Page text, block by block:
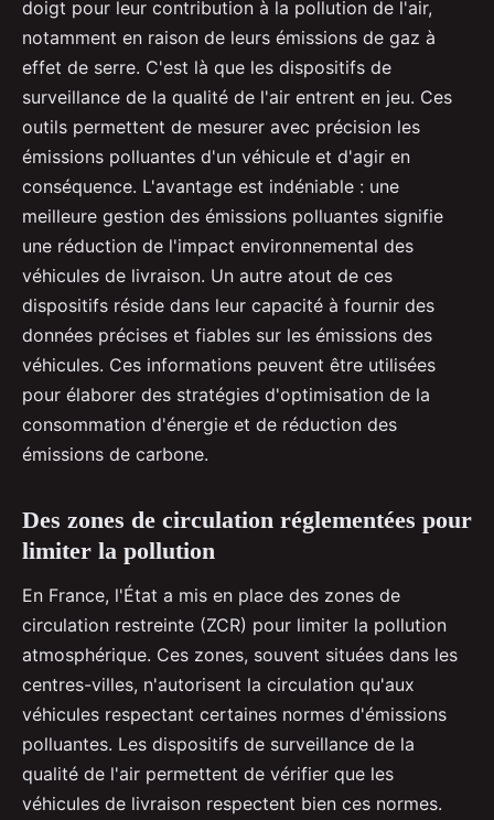
doigt pour leur contribution à la pollution de l'air,
notamment en raison de leurs émissions de gaz à
effet de serre. C'est là que les dispositifs de
surveillance de la qualité de l'air entrent en jeu. Ces
outils permettent de mesurer avec précision les
émissions polluantes d'un véhicule et d'agir en
conséquence. L'avantage est indéniable : une
meilleure gestion des émissions polluantes signifie
une réduction de l'impact environnemental des
véhicules de livraison. Un autre atout de ces
dispositifs réside dans leur capacité à fournir des
données précises et fiables sur les émissions des
véhicules. Ces informations peuvent être utilisées
pour élaborer des stratégies d'optimisation de la
consommation d'énergie et de réduction des
émissions de carbone.
Des zones de circulation réglementées pour
limiter la pollution
En France, l'État a mis en place des zones de
circulation restreinte (ZCR) pour limiter la pollution
atmosphérique. Ces zones, souvent situées dans les
centres-villes, n'autorisent la circulation qu'aux
véhicules respectant certaines normes d'émissions
polluantes. Les dispositifs de surveillance de la
qualité de l'air permettent de vérifier que les
véhicules de livraison respectent bien ces normes.